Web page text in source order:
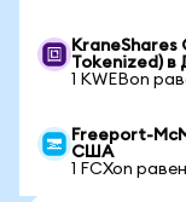
KraneShares
Tokenized)
1 KWEBon
Freeport-
США
1 FCXon